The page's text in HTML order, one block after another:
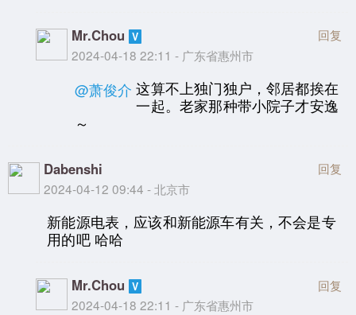
Mr.Chou
2024-04-18 22:11 - 广东省惠州市
回复
@萧俊介 这算不上独门独户，邻居都挨在
一起。老家那种带小院子才安逸
～
Dabenshi
2024-04-12 09:44 - 北京市
回复
新能源电表，应该和新能源车有关，不会是专
用的吧 哈哈
Mr.Chou
2024-04-18 22:11 - 广东省惠州市
回复